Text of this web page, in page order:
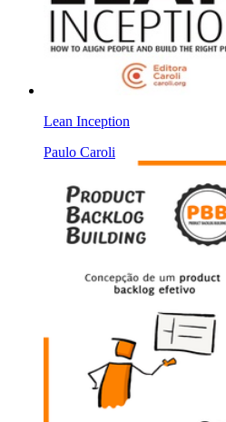
Lean Inception
Paulo Caroli